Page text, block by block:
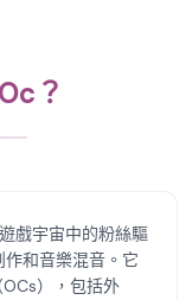
？
戲宇宙中的粉絲驅
和音樂混音。它
），包括外